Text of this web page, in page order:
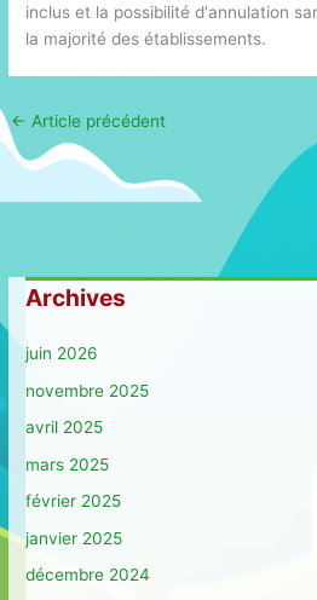
inclus et la possibilité d'annulation
la majorité des établissements.
← Article précédent
Archives
juin 2026
novembre 2025
avril 2025
mars 2025
février 2025
janvier 2025
décembre 2024